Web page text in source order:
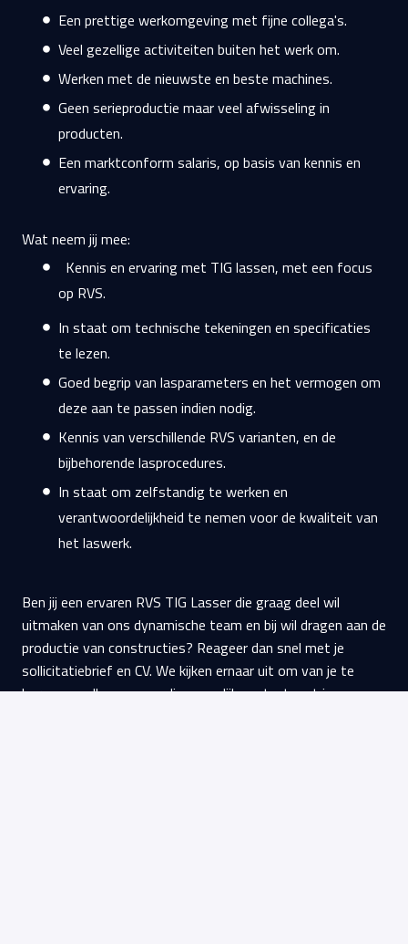
Een prettige werkomgeving met fijne collega's.
Veel gezellige activiteiten buiten het werk om.
Werken met de nieuwste en beste machines.
Geen serieproductie maar veel afwisseling in
producten.
Een marktconform salaris, op basis van kennis en
ervaring.
Wat neem jij mee:
Kennis en ervaring met TIG lassen, met een focus
op RVS.
In staat om technische tekeningen en specificaties
te lezen.
Goed begrip van lasparameters en het vermogen om
deze aan te passen indien nodig.
Kennis van verschillende RVS varianten, en de
bijbehorende lasprocedures.
In staat om zelfstandig te werken en
verantwoordelijkheid te nemen voor de kwaliteit van
het laswerk.
Ben jij een ervaren RVS TIG Lasser die graag deel wil
uitmaken van ons dynamische team en bij wil dragen aan de
productie van constructies? Reageer dan snel met je
sollicitatiebrief en CV. We kijken ernaar uit om van je te
horen en zullen zo spoedig mogelijk contact met je